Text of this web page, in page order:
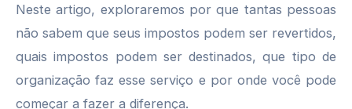
Neste artigo, exploraremos por que tantas pessoas
não sabem que seus impostos podem ser revertidos,
quais impostos podem ser destinados, que tipo de
organização faz esse serviço e por onde você pode
começar a fazer a diferença.